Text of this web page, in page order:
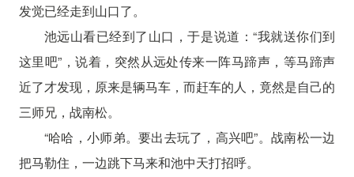
发觉已经走到山口了。
池远山看已经到了山口，于是说道：“我就送你们到
这里吧”，说着，突然从远处传来一阵马蹄声，等马蹄声
近了才发现，原来是辆马车，而赶车的人，竟然是自己的
三师兄，战南松。
“哈哈，小师弟。要出去玩了，高兴吧”。战南松一边
把马勒住，一边跳下马来和池中天打招呼。